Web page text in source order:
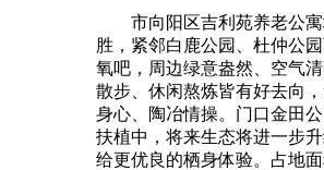
市向阳区吉利苑养老公寓
胜，紧邻白鹿公园、杜仲公
氧吧，周边绿意盎然、空气
散步、休闲熬炼皆有好去向
身心、陶冶情操。门口金田
扶植中，将来生态将进一步
给更优良的栖身体验。占地